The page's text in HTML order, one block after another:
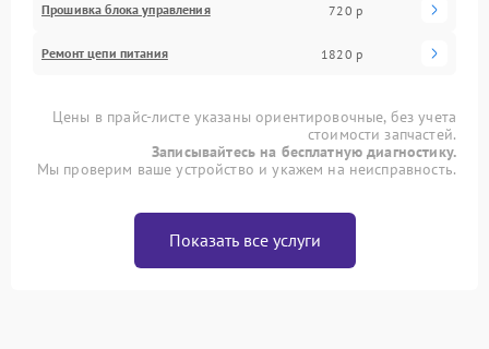
Прошивка блока управления 720 р
Ремонт цепи питания 1820 р
Цены в прайс-листе указаны ориентировочные, без учета
стоимости запчастей.
Записывайтесь на бесплатную диагностику.
Мы проверим ваше устройство и укажем на неисправность.
Показать все услуги